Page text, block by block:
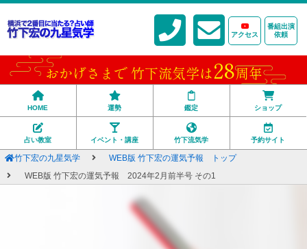
番組出演
依頼
アクセス
おかげさまで 竹下流気学は28周年
HOME 運勢 鑑定 ショップ
占い教室 イベント・講座 竹下流気学 予約サイト
竹下宏の九星気学
WEB版 竹下宏の運気予報 トップ
WEB版 竹下宏の運気予報 2024年2月前半号 その1